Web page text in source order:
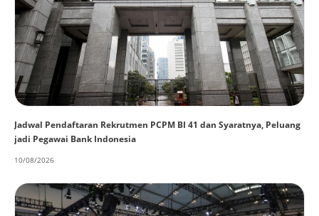
Jadwal Pendaftaran Rekrutmen PCPM BI 41 dan Syaratnya, Peluang
jadi Pegawai Bank Indonesia
10/08/2026